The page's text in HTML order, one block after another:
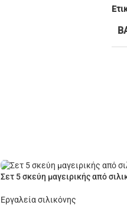
Σετ 5 σκεύη μαγειρικής από
Εργαλεία σιλικόνης